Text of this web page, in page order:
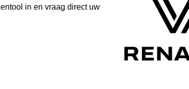
in en vraag direct uw